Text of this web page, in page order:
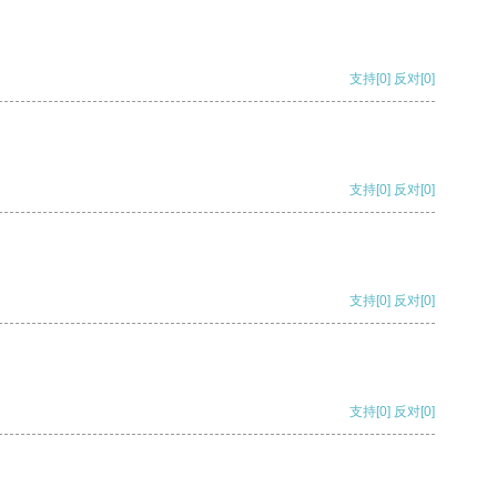
支持[0] 反对[0]
支持[0] 反对[0]
支持[0] 反对[0]
支持[0] 反对[0]